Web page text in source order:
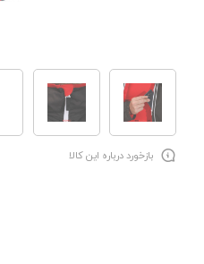
بازخورد درباره این کالا